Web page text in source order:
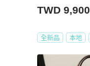
TWD 9,900
全新品 本地